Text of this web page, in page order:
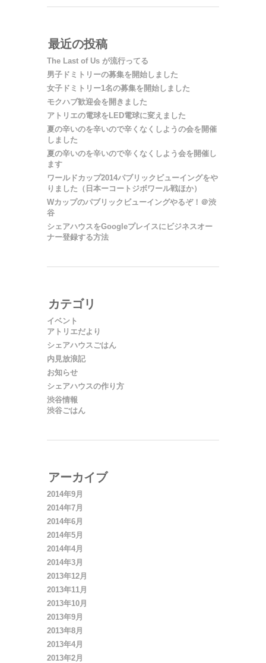
最近の投稿
The Last of Us が流行ってる
男子ドミトリーの募集を開始しました
女子ドミトリー1名の募集を開始しました
モクハブ歓迎会を開きました
アトリエの電球をLED電球に変えました
夏の辛いのを辛いので辛くなくしようの会を開催
しました
夏の辛いのを辛いので辛くなくしよう会を開催し
ます
ワールドカップ2014パブリックビューイングをや
りました（日本ーコートジボワール戦ほか）
Wカップのパブリックビューイングやるぞ！＠渋
谷
シェアハウスをGoogleプレイスにビジネスオー
ナー登録する方法
カテゴリ
イベント
アトリエだより
シェアハウスごはん
内見放浪記
お知らせ
シェアハウスの作り方
渋谷情報
渋谷ごはん
アーカイブ
2014年9月
2014年7月
2014年6月
2014年5月
2014年4月
2014年3月
2013年12月
2013年11月
2013年10月
2013年9月
2013年8月
2013年4月
2013年2月